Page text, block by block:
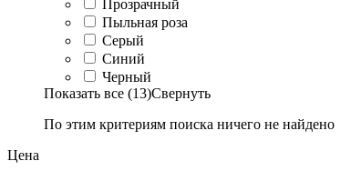
Прозрачный
Пыльная роза
Серый
Синий
Черный
Показать все (13)Свернуть
По этим критериям поиска ничего не найдено
Цена